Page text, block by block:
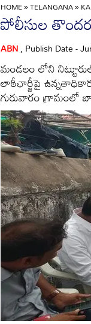
HOME»TELANGANA»
పోలీసుల
ABN, Publish Date -
మండలం లోని
లాఠీఛార్జీపై
గురువారం గ్రామంలో